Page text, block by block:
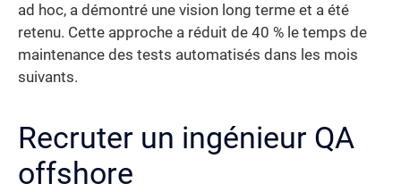
ad hoc, a démontré une vision long terme et a été
retenu. Cette approche a réduit de 40 % le temps de
maintenance des tests automatisés dans les mois
suivants.
Recruter un ingénieur QA
offshore